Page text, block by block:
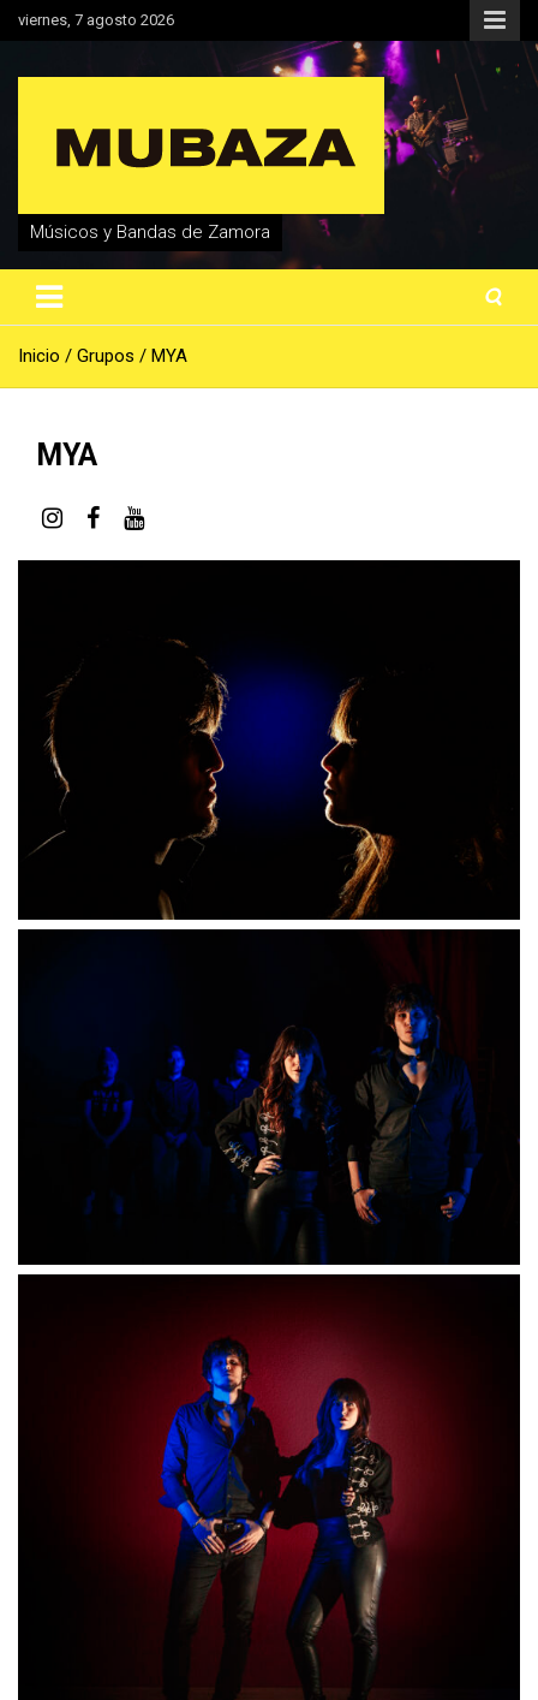
Saltarviernes, 7 agosto 2026
Músicos y Bandas de Zamora
Inicio Grupos MYA
MYA